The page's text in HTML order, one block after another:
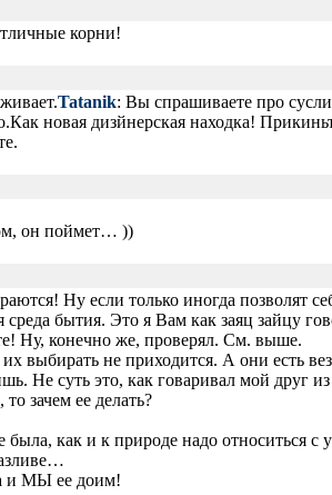
корни!
Tatanik: Вы спрашиваете про
новая дизйнерская находка!
он поймет… ))
Ну если только иногда позволят
среда бытия. Это я Вам как заяц зайцу
Ну, конечно же, проверял. См. выше.
их выбирать не приходится. А они есть
Не суть это, как говаривал мой друг
зачем ее делать?
как и к природе надо относиться
и МЫ ее доим!